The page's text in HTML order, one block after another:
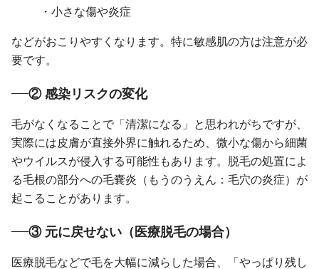
・小さな傷や炎症
などがおこりやすくなります。特に敏感肌の方は注意が必
要です。
② 感染リスクの変化
毛がなくなることで「清潔になる」と思われがちですが、
実際には皮膚が直接外界に触れるため、微小な傷から細菌
やウイルスが侵入する可能性もあります。脱毛の処置によ
る毛根の部分への毛嚢炎（もうのうえん：毛穴の炎症）が
起こることがあります。
③ 元に戻せない（医療脱毛の場合）
医療脱毛などで毛を大幅に減らした場合、「やっぱり残し